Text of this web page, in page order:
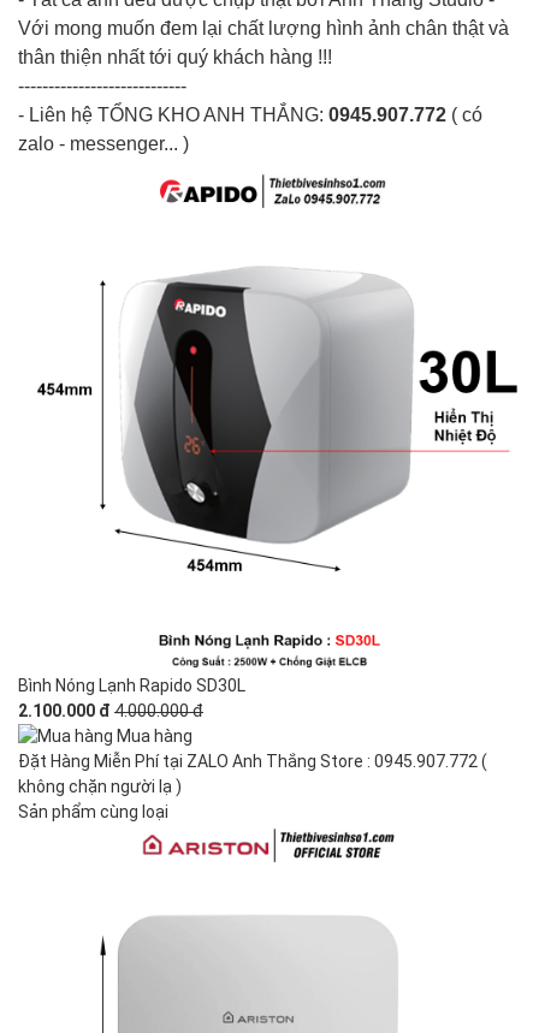
Với mong muốn đem lại chất lượng hình ảnh chân thật và
thân thiện nhất tới quý khách hàng !!!
----------------------------
- Liên hệ TỔNG KHO ANH THẮNG: 0945.907.772 ( có
zalo - messenger... )
Bình Nóng Lạnh Rapido SD30L
2.100.000 đ 4.000.000 đ
Mua hàng
Đặt Hàng Miễn Phí tại ZALO Anh Thắng Store : 0945.907.772 (
không chặn người lạ )
Sản phẩm cùng loại